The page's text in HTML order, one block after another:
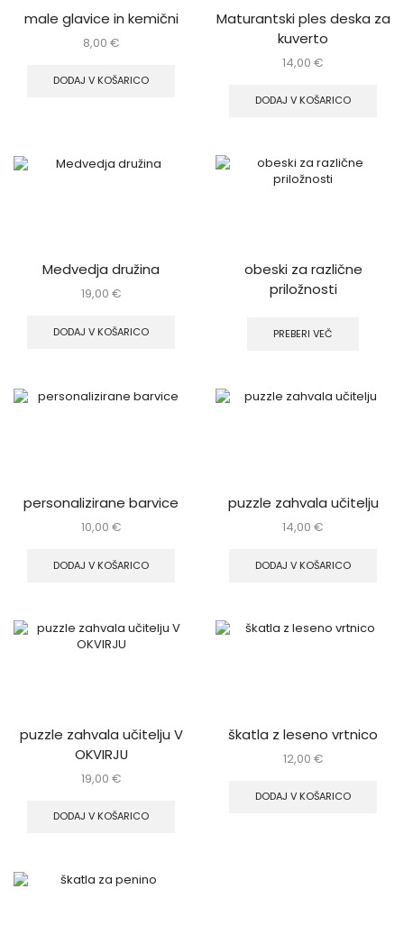
male glavice in kemični
8,00 €
DODAJ V KOŠARICO
Maturantski ples deska za
kuverto
14,00 €
DODAJ V KOŠARICO
Medvedja družina
19,00 €
DODAJ V KOŠARICO
obeski za različne
priložnosti
PREBERI VEČ
personalizirane barvice
10,00 €
DODAJ V KOŠARICO
puzzle zahvala učitelju
14,00 €
DODAJ V KOŠARICO
puzzle zahvala učitelju V
OKVIRJU
19,00 €
DODAJ V KOŠARICO
škatla z leseno vrtnico
12,00 €
DODAJ V KOŠARICO